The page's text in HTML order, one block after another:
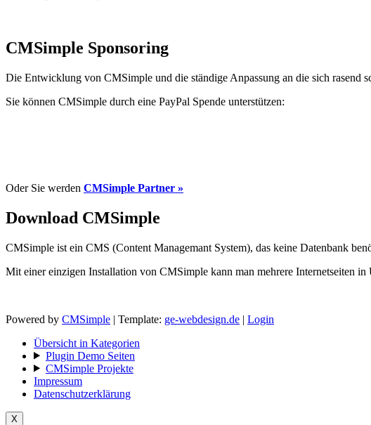
CMSimple Sponsoring
Die Entwicklung von CMSimple und die ständige Anpassung an die sich
Sie können CMSimple durch eine PayPal Spende unterstützen:
Oder Sie werden CMSimple Partner »
Download CMSimple
CMSimple ist ein CMS (Content Managemant System), das keine Datenbank
Mit einer einzigen Installation von CMSimple kann man mehrere Internetseiten in
Powered by CMSimple | Template: ge-webdesign.de | Login
Übersicht in Kategorien
Plugin Demo Seiten
CMSimple Projekte
Impressum
Datenschutzerklärung
X